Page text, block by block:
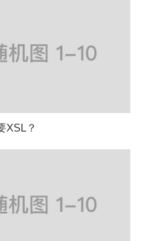
XSL？